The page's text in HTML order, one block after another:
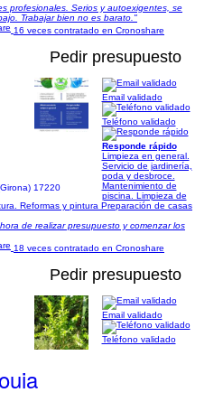
profesionales. Serios y autoexigentes, se
Trabajar bien no es barato."
16 veces contratado en Cronoshare
Pedir presupuesto
17220
Email validado
Teléfono validado
Responde rápido
Limpieza en general.
Servicio de jardinería,
poda y desbroce.
Mantenimiento de
piscina. Limpieza de
Reformas y pintura Preparación de casas
de realizar presupuesto y comenzar los
18 veces contratado en Cronoshare
Pedir presupuesto
Email validado
Teléfono validado